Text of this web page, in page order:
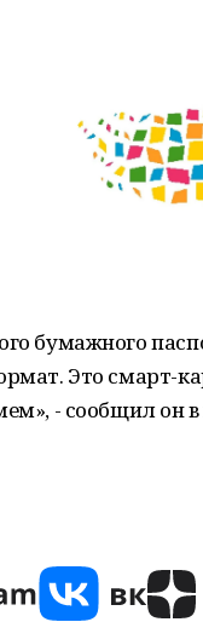
бумажного
Это смарт-
- сообщил он